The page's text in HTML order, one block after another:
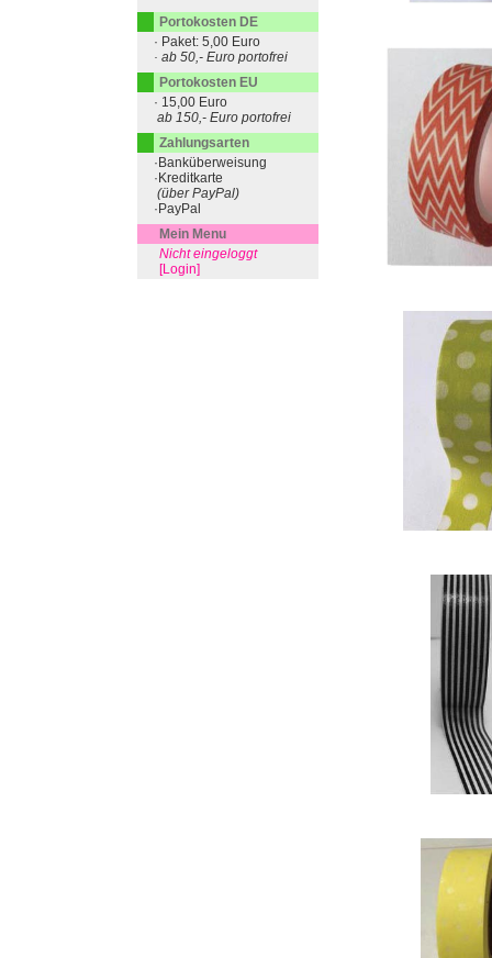
Portokosten DE
· Paket: 5,00 Euro
· ab 50,- Euro portofrei
Portokosten EU
· 15,00 Euro
ab 150,- Euro portofrei
Zahlungsarten
·Banküberweisung
·Kreditkarte
(über PayPal)
·PayPal
Mein Menu
Nicht eingeloggt
[Login]